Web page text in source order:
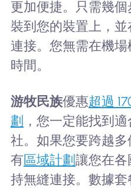
更加便捷。只需幾
裝到您的裝置上，
連接。您無需在機
時間。
游牧民族優惠超過
劃 ，您一定能找到
社。如果您要跨越
有 區域計劃 讓您在各
持無縫連接。數據套